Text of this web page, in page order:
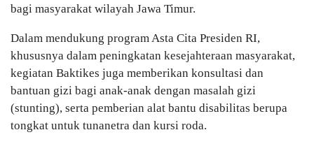
bagi masyarakat wilayah Jawa Timur.
Dalam mendukung program Asta Cita Presiden RI,
khususnya dalam peningkatan kesejahteraan masyarakat,
kegiatan Baktikes juga memberikan konsultasi dan
bantuan gizi bagi anak-anak dengan masalah gizi
(stunting), serta pemberian alat bantu disabilitas berupa
tongkat untuk tunanetra dan kursi roda.